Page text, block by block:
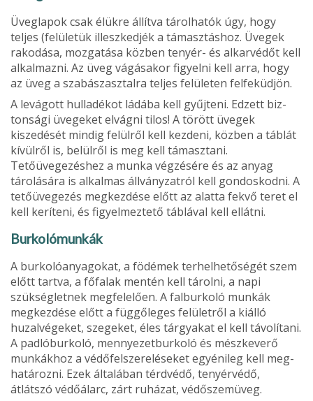
Üveglapok csak élükre állítva tárolhatók úgy, hogy
teljes (felületük illeszkedjék a támasztáshoz. Üvegek
rakodása, mozgatása közben tenyér- és alkarvédőt kell
alkalmazni. Az üveg vágásakor figyelni kell arra, hogy
az üveg a szabászasztalra teljes felületen felfeküdjön.
A levágott hulladékot ládába kell gyűjteni. Edzett biz­
tonsági üvegeket elvágni tilos! A törött üvegek
kiszedését mindig felülről kell kezdeni, közben a táblát
kívülről is, belülről is meg kell támasztani.
Tetőüvegezéshez a munka végzésére és az anyag
tárolására is alkalmas állványzatról kell gondoskodni. A
tetőüvegezés megkezdése előtt az alatta fekvő teret el
kell keríteni, és figyelmeztető táblával kell ellátni.
Burkolómunkák
A burkolóanyagokat, a födémek terhelhetőségét szem
előtt tartva, a főfalak mentén kell tárolni, a napi
szükségletnek megfelelően. A falburkoló munkák
megkezdése előtt a függőleges felületről a kiálló
huzalvégeket, szegeket, éles tárgyakat el kell távolítani.
A padlóburkoló, mennyezetburkoló és mészkeverő
munkákhoz a védőfelszereléseket egyénileg kell meg­
határozni. Ezek általában térdvédő, tenyérvédő,
átlátszó védőálarc, zárt ruházat, védőszemüveg.